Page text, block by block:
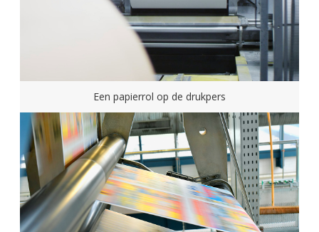
Een papierrol op de drukpers